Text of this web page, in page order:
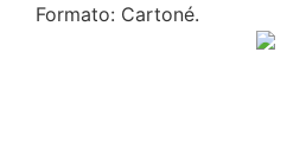
Formato: Cartoné.